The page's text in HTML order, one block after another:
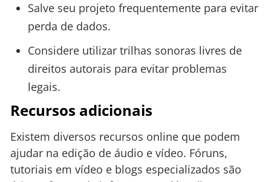
Salve seu projeto frequentemente para evitar
perda de dados.
Considere utilizar trilhas sonoras livres de
direitos autorais para evitar problemas
legais.
Recursos adicionais
Existem diversos recursos online que podem
ajudar na edição de áudio e vídeo. Fóruns,
tutoriais em vídeo e blogs especializados são